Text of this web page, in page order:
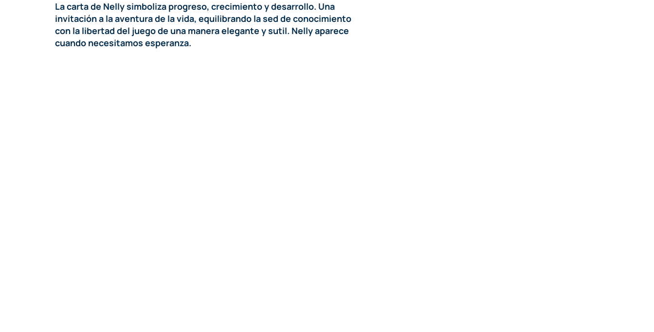
La carta de Nelly simboliza progreso, crecimiento y desarrollo. Una
invitación a la aventura de la vida, equilibrando la sed de conocimiento
con la libertad del juego de una manera elegante y sutil. Nelly aparece
cuando necesitamos esperanza.